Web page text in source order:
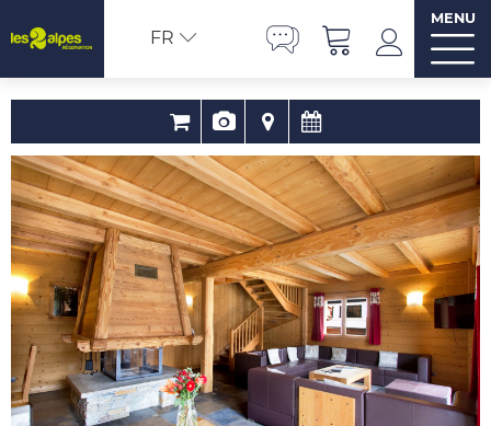
FR
MENU